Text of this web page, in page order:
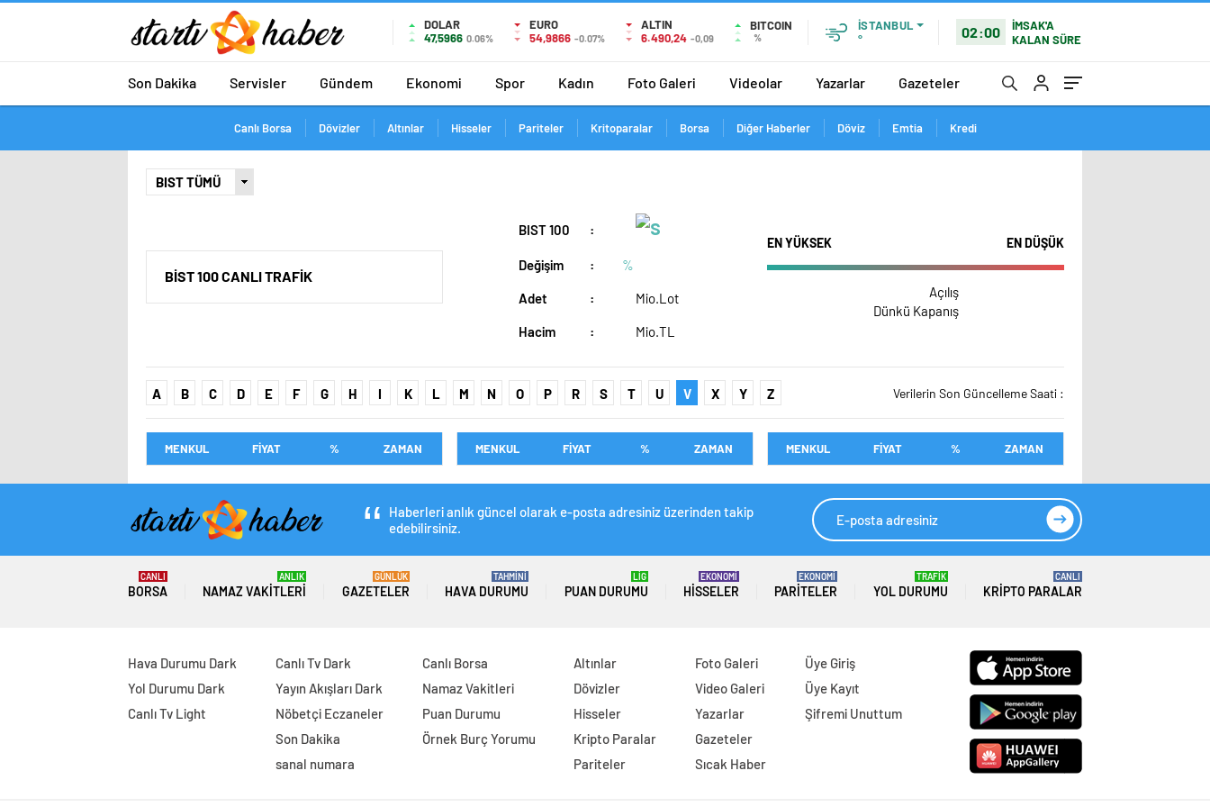
DOLAR
47,5966 0.06%
EURO
54,9866 -0.07%
ALTIN
6.490,24 -0,09
BITCOIN
%
İSTANBUL
°
02:00
İMSAK'A
KALAN SÜRE
Son Dakika Servisler Gündem Ekonomi Spor Kadın Foto Galeri Videolar Yazarlar Gazeteler
Canlı Borsa Dövizler Altınlar Hisseler Pariteler Kritoparalar Borsa Diğer Haberler Döviz Emtia Kredi
BİST 100 CANLI TRAFİK
BIST 100 :
Değişim : %
Adet : Mio.Lot
Hacim : Mio.TL
EN YÜKSEK EN DÜŞÜK
Açılış
Dünkü Kapanış
A B C D E F G H I K L M N O P R S T U V X Y Z Verilerin Son Güncelleme Saati :
MENKUL FİYAT % ZAMAN MENKUL FİYAT % ZAMAN MENKUL FİYAT % ZAMAN
Haberleri anlık güncel olarak e-posta adresiniz üzerinden takip
edebilirsiniz.
BORSA
CANLI
NAMAZ VAKITLERI
ANLIK
GAZETELER
GÜNLÜK
HAVA DURUMU
TAHMİNİ
PUAN DURUMU
LİG
HISSELER
EKONOMİ
PARITELER
EKONOMİ
YOL DURUMU
TRAFİK
KRIPTO PARALAR
CANLI
Hava Durumu Dark
Yol Durumu Dark
Canlı Tv Light
Canlı Tv Dark
Yayın Akışları Dark
Nöbetçi Eczaneler
Son Dakika
sanal numara
Canlı Borsa
Namaz Vakitleri
Puan Durumu
Örnek Burç Yorumu
Altınlar
Dövizler
Hisseler
Kripto Paralar
Pariteler
Foto Galeri
Video Galeri
Yazarlar
Gazeteler
Sıcak Haber
Üye Giriş
Üye Kayıt
Şifremi Unuttum